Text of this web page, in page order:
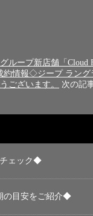
ループ新店舗「Cloud
情報◇ジープ ラング
ございます。
次の記
ェック◆
の目安をご紹介◆